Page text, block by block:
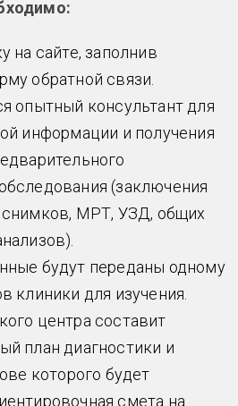
на сайте, заполнив
обратной связи.
опытный консультант для
информации и получения
(заключения
снимков, МРТ, УЗД, общих
будут переданы одному
клиники для изучения.
центра составит
план диагностики и
которого будет
смета на